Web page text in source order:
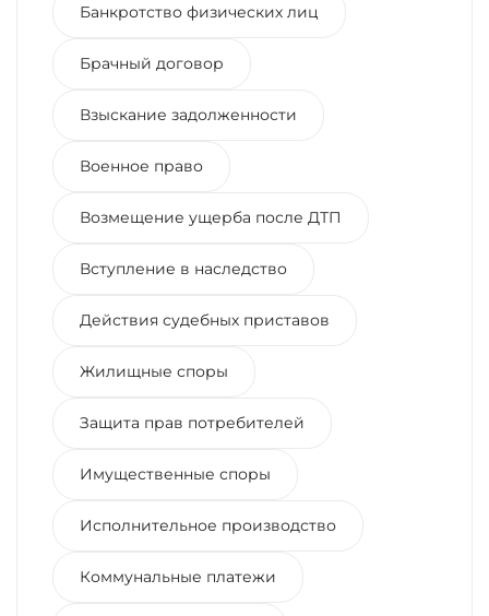
Банкротство физических лиц
Брачный договор
Взыскание задолженности
Военное право
Возмещение ущерба после ДТП
Вступление в наследство
Действия судебных приставов
Жилищные споры
Защита прав потребителей
Имущественные споры
Исполнительное производство
Коммунальные платежи